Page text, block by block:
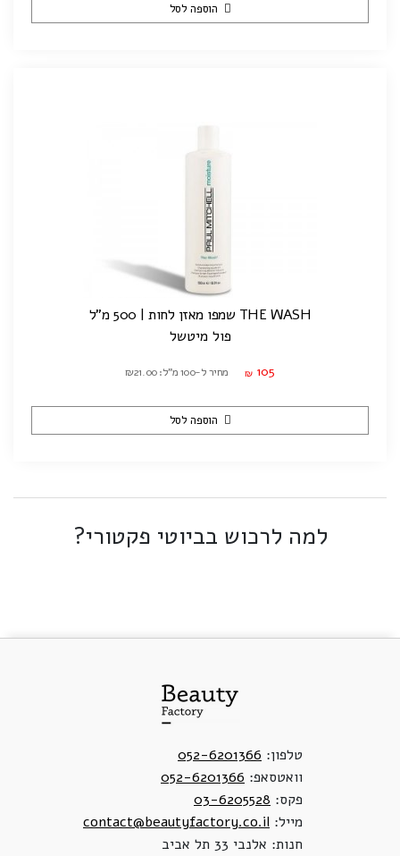
הוספה לסל
THE WASH שמפו מאזן לחות | 500 מ"ל
פול מיטשל
₪ 105 מחיר ל-100 מ"ל: ₪21.00
הוספה לסל
למה לרכוש בביוטי פקטורי?
טלפון: 052-6201366
וואטסאפ: 052-6201366
פקס: 03-6205528
מייל: contact@beautyfactory.co.il
חנות: אלנבי 33 תל אביב